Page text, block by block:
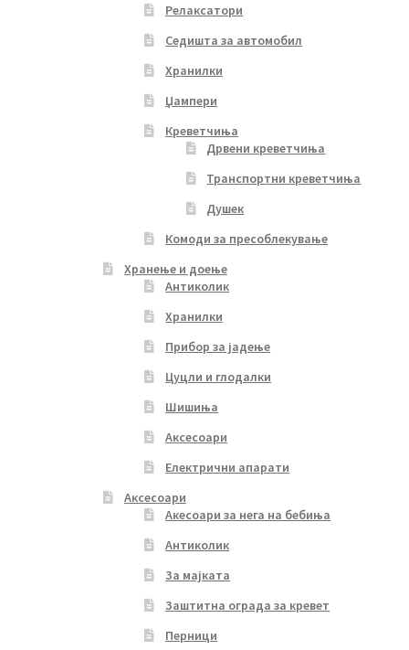
Релаксатори
Седишта за автомобил
Хранилки
Џампери
Креветчиња
Дрвени креветчиња
Транспортни креветчиња
Душек
Комоди за пресоблекување
Хранење и доење
Антиколик
Хранилки
Прибор за јадење
Цуцли и глодалки
Шишиња
Аксесоари
Електрични апарати
Аксесоари
Акесоари за нега на бебиња
Антиколик
За мајката
Заштитна ограда за кревет
Перници